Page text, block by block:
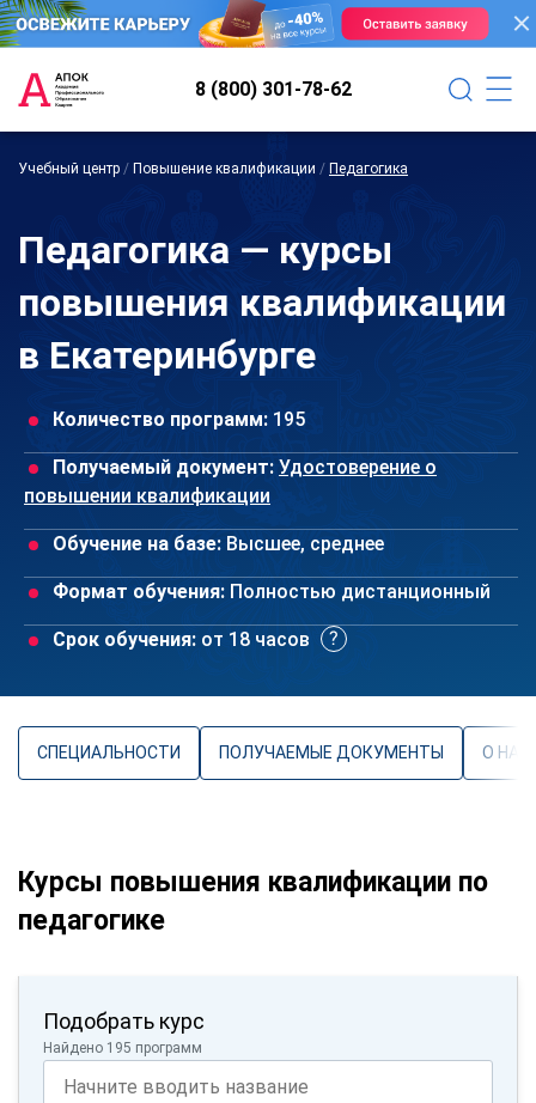
8 (800) 301-78-62
Учебный центр / Повышение квалификации / Педагогика
Педагогика — курсы
повышения квалификации
в Екатеринбурге
Количество программ: 195
Получаемый документ: Удостоверение о
повышении квалификации
Обучение на базе: Высшее, среднее
Формат обучения: Полностью дистанционный
Срок обучения: от 18 часов
СПЕЦИАЛЬНОСТИ ПОЛУЧАЕМЫЕ ДОКУМЕНТЫ О
Курсы повышения квалификации по
педагогике
Подобрать курс
Найдено 195 программ